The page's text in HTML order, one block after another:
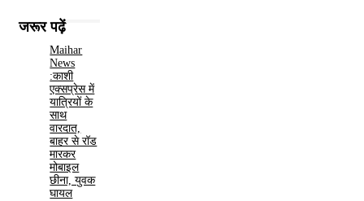
जरूर पढ़ें
Maihar
News
:काशी
एक्सप्रेस में
यात्रियों के
साथ
वारदात,
बाहर से रॉड
मारकर
मोबाइल
छीना, युवक
घायल